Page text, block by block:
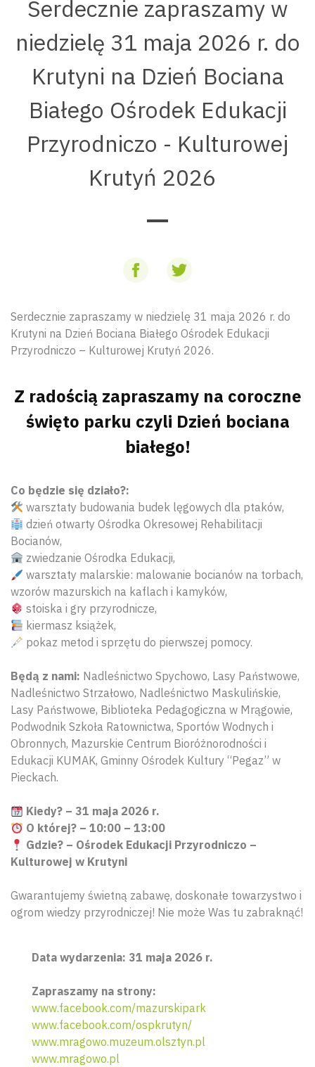
Serdecznie zapraszamy w
niedzielę 31 maja 2026 r. do
Krutyni na Dzień Bociana
Białego Ośrodek Edukacji
Przyrodniczo - Kulturowej
Krutyń 2026
Serdecznie zapraszamy w niedzielę 31 maja 2026 r. do
Krutyni na Dzień Bociana Białego Ośrodek Edukacji
Przyrodniczo – Kulturowej Krutyń 2026.
Z radością zapraszamy na coroczne
święto parku czyli Dzień bociana
białego!
Co będzie się działo?:
warsztaty budowania budek lęgowych dla ptaków,
dzień otwarty Ośrodka Okresowej Rehabilitacji
Bocianów,
zwiedzanie Ośrodka Edukacji,
warsztaty malarskie: malowanie bocianów na torbach,
wzorów mazurskich na kaflach i kamyków,
stoiska i gry przyrodnicze,
kiermasz książek,
pokaz metod i sprzętu do pierwszej pomocy.
Będą z nami: Nadleśnictwo Spychowo, Lasy Państwowe,
Nadleśnictwo Strzałowo, Nadleśnictwo Maskulińskie,
Lasy Państwowe, Biblioteka Pedagogiczna w Mrągowie,
Podwodnik Szkoła Ratownictwa, Sportów Wodnych i
Obronnych, Mazurskie Centrum Bioróżnorodności i
Edukacji KUMAK, Gminny Ośrodek Kultury “Pegaz” w
Pieckach.
Kiedy? – 31 maja 2026 r.
O której? – 10:00 – 13:00
Gdzie? – Ośrodek Edukacji Przyrodniczo –
Kulturowej w Krutyni
Gwarantujemy świetną zabawę, doskonałe towarzystwo i
ogrom wiedzy przyrodniczej! Nie może Was tu zabraknąć!
Data wydarzenia: 31 maja 2026 r.
Zapraszamy na strony:
www.facebook.com/mazurskipark
www.facebook.com/ospkrutyn/
www.mragowo.muzeum.olsztyn.pl
www.mragowo.pl